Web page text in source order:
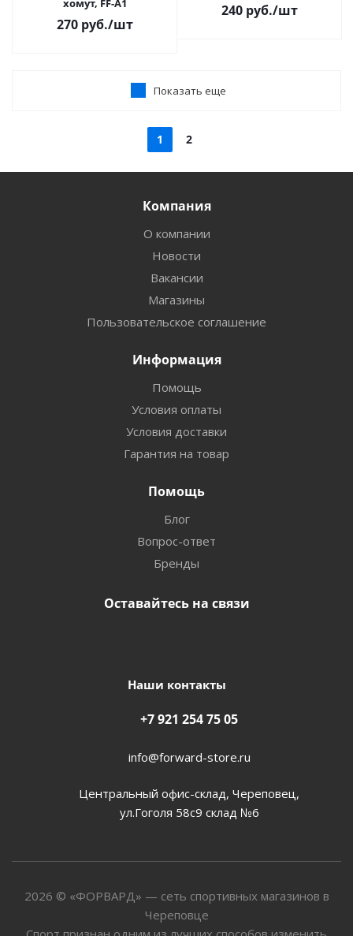
хомут, FF-A1
270 руб./шт
240 руб./шт
Показать еще
1 2
Компания
О компании
Новости
Вакансии
Магазины
Пользовательское соглашение
Информация
Помощь
Условия оплаты
Условия доставки
Гарантия на товар
Помощь
Блог
Вопрос-ответ
Бренды
Оставайтесь на связи
Наши контакты
+7 921 254 75 05
info@forward-store.ru
Центральный офис-склад, Череповец,
ул.Гоголя 58с9 склад №6
2026 © «ФОРВАРД» — сеть спортивных магазинов в
Череповце